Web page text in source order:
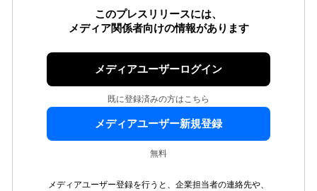
このプレスリリースには、
メディア関係者向けの情報があります
メディアユーザーログイン
既に登録済みの方はこちら
メディアユーザー新規登録
無料
メディアユーザー登録を行うと、企業担当者の連絡先や、